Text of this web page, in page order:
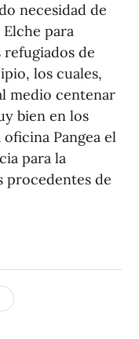
necesidad de
para
de
los cuales,
medio centenar
bien en los
Pangea el
para la
procedentes de